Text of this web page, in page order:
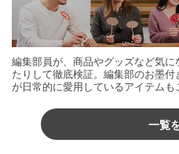
編集部員が、商品やグッズなど気
たりして徹底検証。編集部のお墨
が日常的に愛用しているアイテムも
一覧